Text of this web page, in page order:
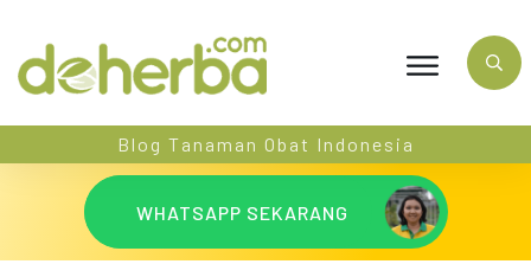
Blog Tanaman Obat Indonesia
WHATSAPP SEKARANG